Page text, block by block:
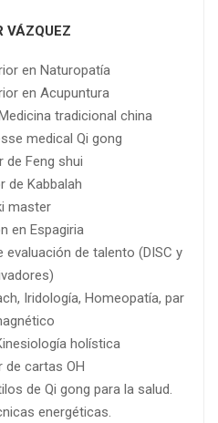
VÁZQUEZ
en Naturopatía
en Acupuntura
tradicional china
medical Qi gong
de Feng shui
de Kabbalah
master
en Espagiria
de talento (DISC y
Iridología, Homeopatía, par
holística
de cartas OH
de Qi gong para la salud.
energéticas.